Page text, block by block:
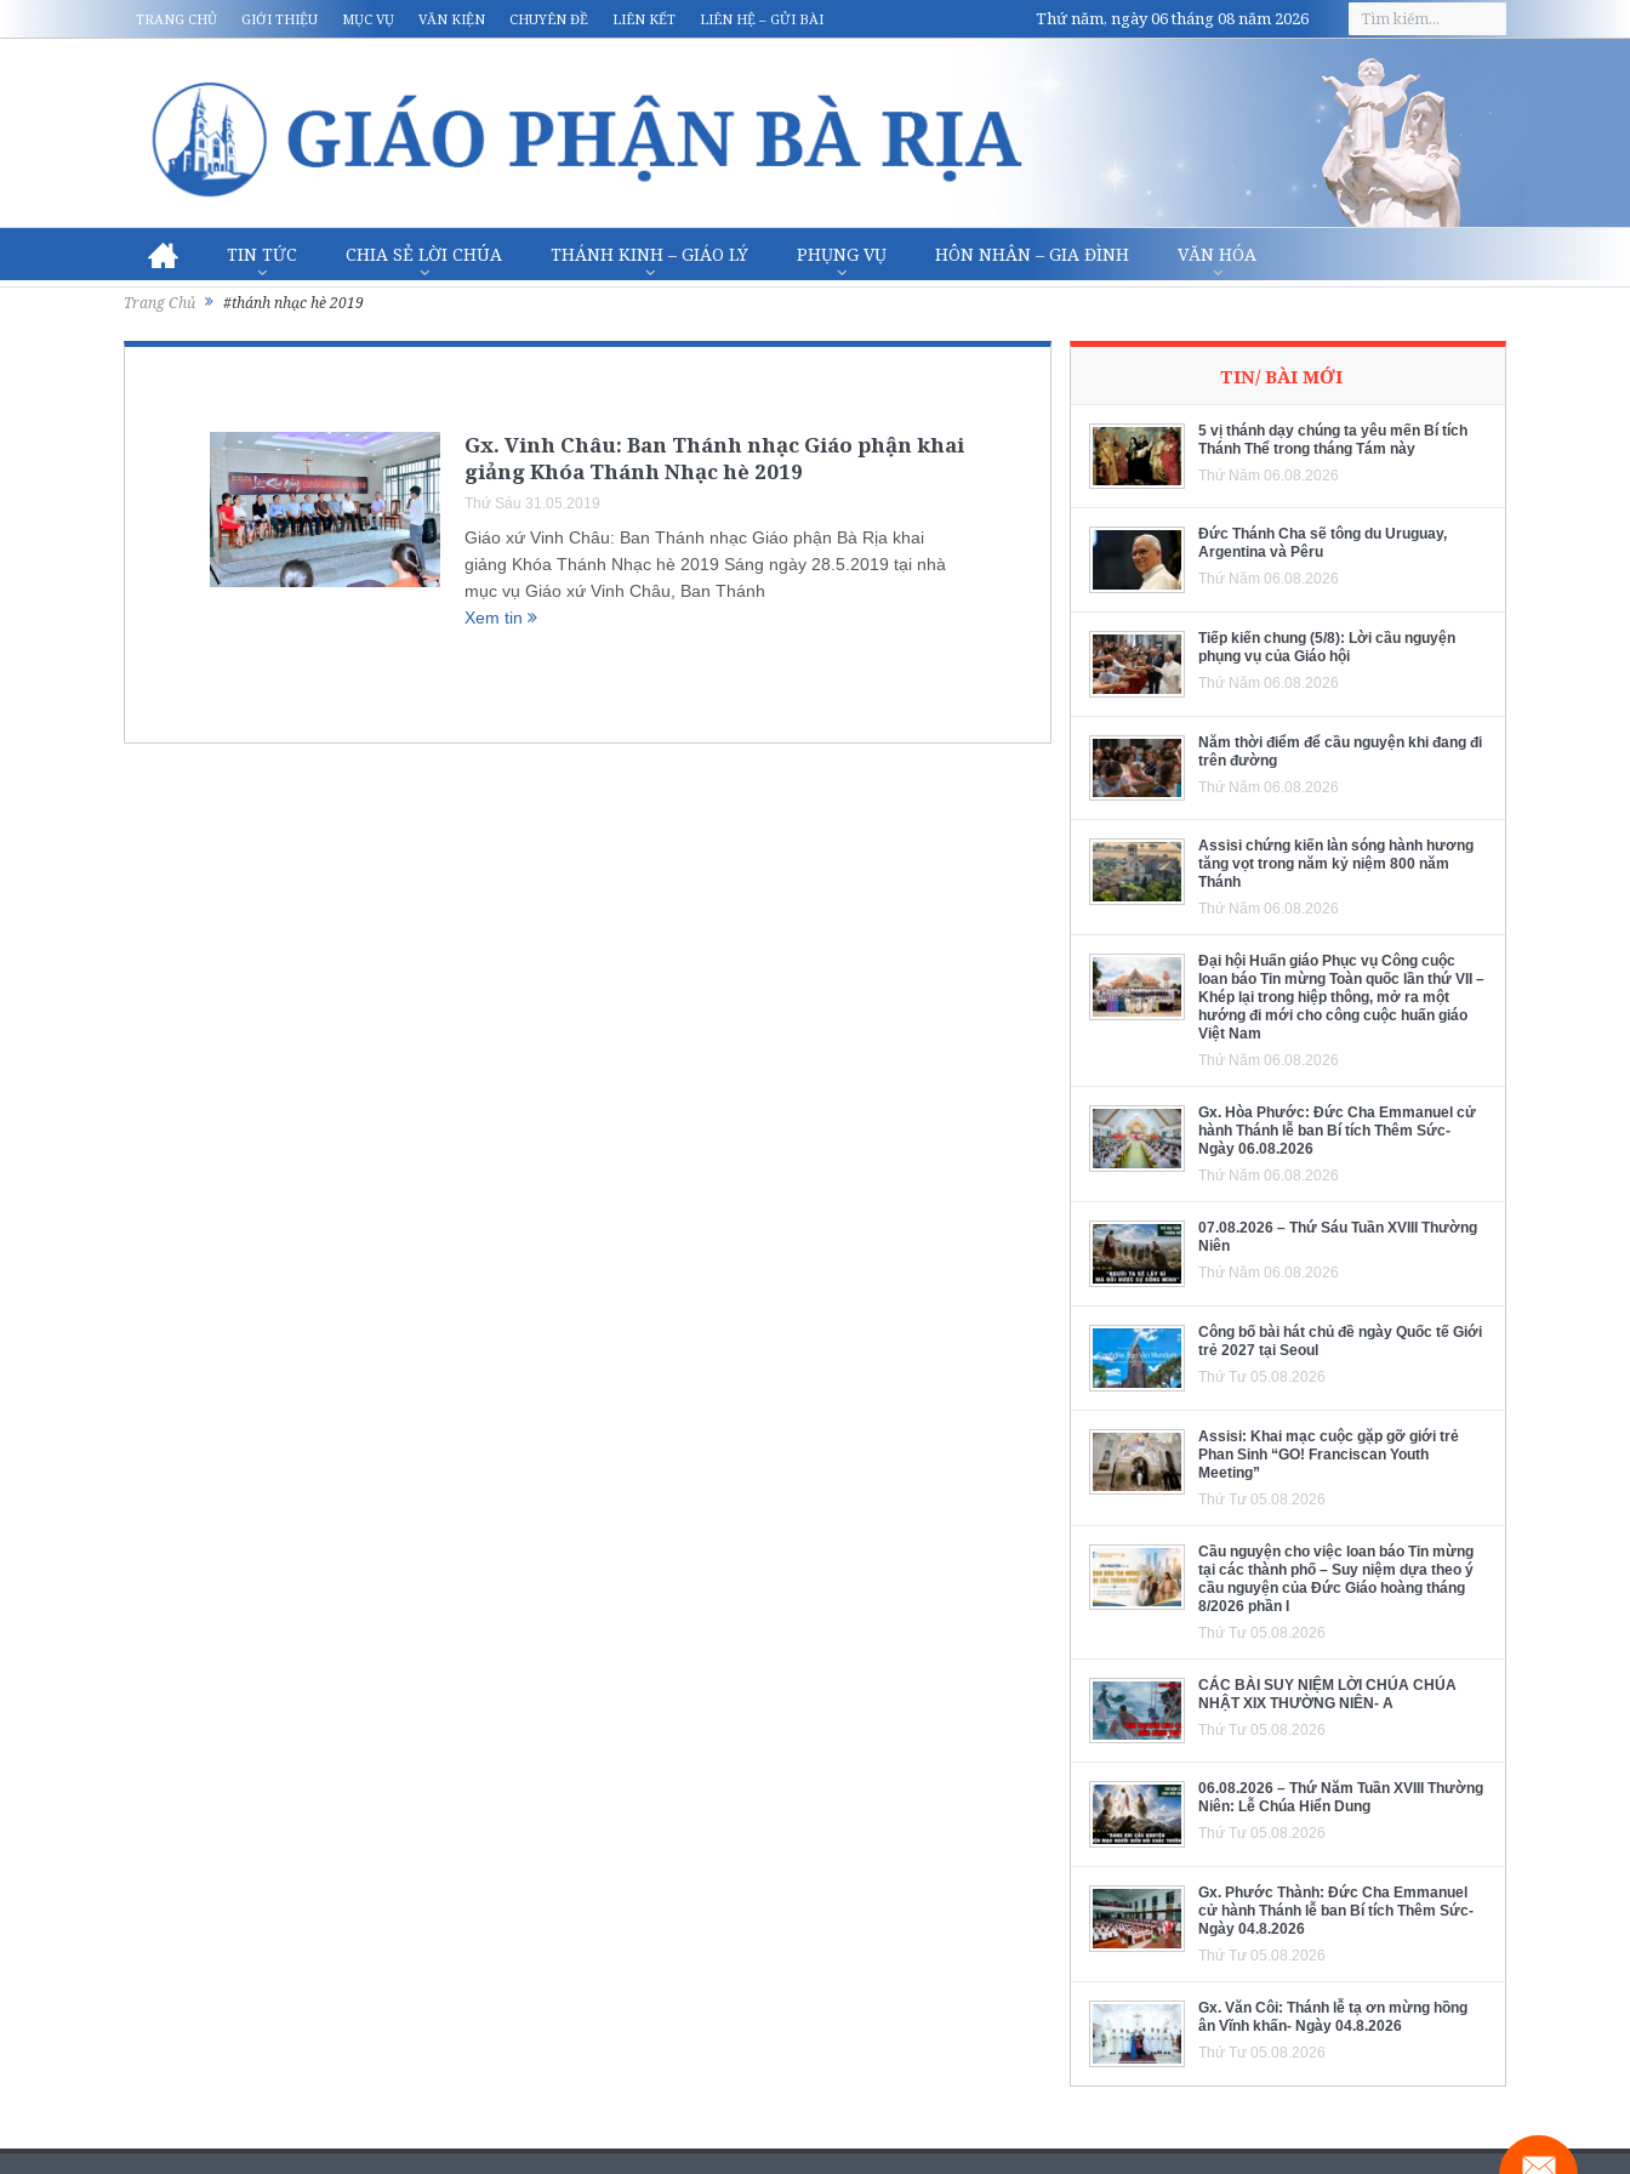
TRANG CHỦ GIỚI THIỆU MỤC VỤ VĂN KIỆN CHUYÊN ĐỀ LIÊN KẾT LIÊN HỆ – GỬI BÀI Thứ năm, ngày 06 tháng 08 năm 2026
TIN TỨC CHIA SẺ LỜI CHÚA THÁNH KINH – GIÁO LÝ PHỤNG VỤ HÔN NHÂN – GIA ĐÌNH VĂN HÓA
Trang Chủ #thánh nhạc hè 2019
Gx. Vinh Châu: Ban Thánh nhạc Giáo phận khai
giảng Khóa Thánh Nhạc hè 2019
Thứ Sáu 31.05.2019
Giáo xứ Vinh Châu: Ban Thánh nhạc Giáo phận Bà Rịa khai
giảng Khóa Thánh Nhạc hè 2019 Sáng ngày 28.5.2019 tại nhà
mục vụ Giáo xứ Vinh Châu, Ban Thánh
Xem tin
TIN/ BÀI MỚI
5 vị thánh dạy chúng ta yêu mến Bí tích
Thánh Thể trong tháng Tám này
Thứ Năm 06.08.2026
Đức Thánh Cha sẽ tông du Uruguay,
Argentina và Pêru
Thứ Năm 06.08.2026
Tiếp kiến chung (5/8): Lời cầu nguyện
phụng vụ của Giáo hội
Thứ Năm 06.08.2026
Năm thời điểm để cầu nguyện khi đang đi
trên đường
Thứ Năm 06.08.2026
Assisi chứng kiến làn sóng hành hương
tăng vọt trong năm kỷ niệm 800 năm
Thánh
Thứ Năm 06.08.2026
Đại hội Huấn giáo Phục vụ Công cuộc
loan báo Tin mừng Toàn quốc lần thứ VII –
Khép lại trong hiệp thông, mở ra một
hướng đi mới cho công cuộc huấn giáo
Việt Nam
Thứ Năm 06.08.2026
Gx. Hòa Phước: Đức Cha Emmanuel cử
hành Thánh lễ ban Bí tích Thêm Sức-
Ngày 06.08.2026
Thứ Năm 06.08.2026
07.08.2026 – Thứ Sáu Tuần XVIII Thường
Niên
Thứ Năm 06.08.2026
Công bố bài hát chủ đề ngày Quốc tế Giới
trẻ 2027 tại Seoul
Thứ Tư 05.08.2026
Assisi: Khai mạc cuộc gặp gỡ giới trẻ
Phan Sinh “GO! Franciscan Youth
Meeting”
Thứ Tư 05.08.2026
Cầu nguyện cho việc loan báo Tin mừng
tại các thành phố – Suy niệm dựa theo ý
cầu nguyện của Đức Giáo hoàng tháng
8/2026 phần I
Thứ Tư 05.08.2026
CÁC BÀI SUY NIỆM LỜI CHÚA CHÚA
NHẬT XIX THƯỜNG NIÊN- A
Thứ Tư 05.08.2026
06.08.2026 – Thứ Năm Tuần XVIII Thường
Niên: Lễ Chúa Hiển Dung
Thứ Tư 05.08.2026
Gx. Phước Thành: Đức Cha Emmanuel
cử hành Thánh lễ ban Bí tích Thêm Sức-
Ngày 04.8.2026
Thứ Tư 05.08.2026
Gx. Văn Côi: Thánh lễ tạ ơn mừng hồng
ân Vĩnh khấn- Ngày 04.8.2026
Thứ Tư 05.08.2026